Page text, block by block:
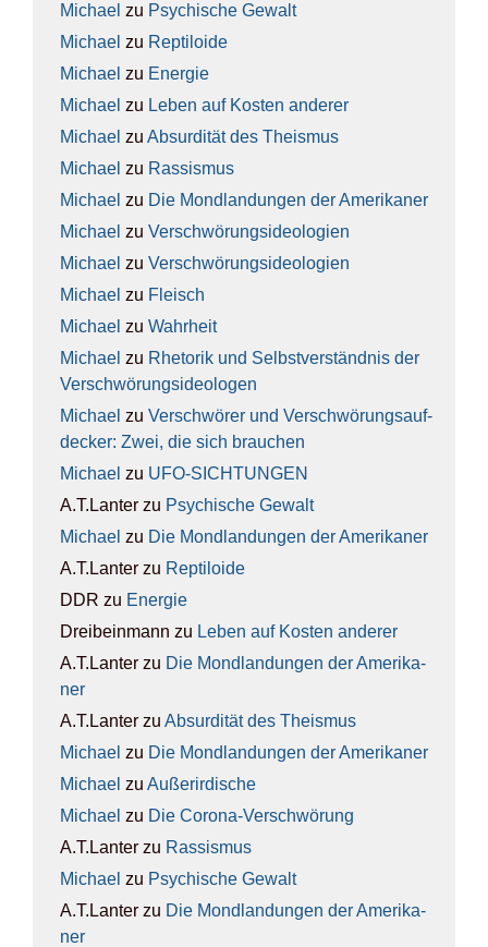
Michael zu Psy­chi­sche Gewalt
Michael zu Rep­ti­lo­ide
Michael zu Ener­gie
Michael zu Leben auf Kos­ten ande­rer
Michael zu Absur­di­tät des The­is­mus
Michael zu Ras­sis­mus
Michael zu Die Mond­lan­dun­gen der Ame­ri­ka­ner
Michael zu Ver­schwö­rungs­ideo­lo­gien
Michael zu Ver­schwö­rungs­ideo­lo­gien
Michael zu Fleisch
Michael zu Wahr­heit
Michael zu Rhe­to­rik und Selbst­ver­ständ­nis der
Ver­schwö­rungs­ideo­lo­gen
Michael zu Ver­schwö­rer und Ver­schwö­rungs­auf­
de­cker: Zwei, die sich brau­chen
Michael zu UFO-SICH­TUN­GEN
A.T.Lanter zu Psy­chi­sche Gewalt
Michael zu Die Mond­lan­dun­gen der Ame­ri­ka­ner
A.T.Lanter zu Rep­ti­lo­ide
DDR zu Ener­gie
Dreibeinmann zu Leben auf Kos­ten ande­rer
A.T.Lanter zu Die Mond­lan­dun­gen der Ame­ri­ka­
ner
A.T.Lanter zu Absur­di­tät des The­is­mus
Michael zu Die Mond­lan­dun­gen der Ame­ri­ka­ner
Michael zu Außer­ir­di­sche
Michael zu Die Coro­na-Ver­schwö­rung
A.T.Lanter zu Ras­sis­mus
Michael zu Psy­chi­sche Gewalt
A.T.Lanter zu Die Mond­lan­dun­gen der Ame­ri­ka­
ner